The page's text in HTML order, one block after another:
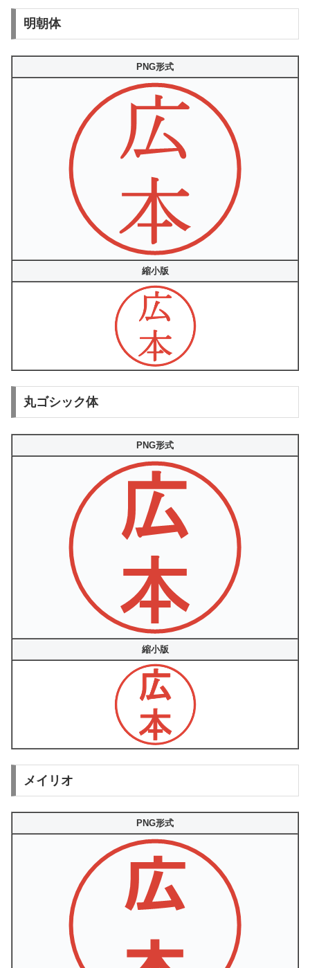
明朝体
PNG形式
縮小版
丸ゴシック体
PNG形式
縮小版
メイリオ
PNG形式